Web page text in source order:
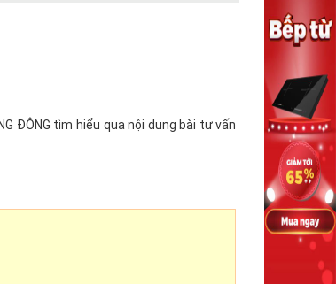
ĐÔNG tìm hiểu qua nội dung bài tư vấn